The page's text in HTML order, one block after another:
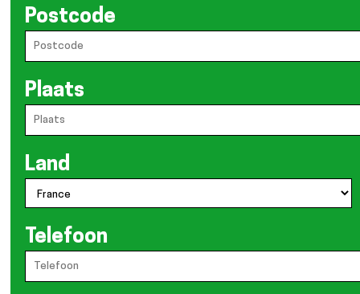
Postcode
Plaats
Land
Telefoon